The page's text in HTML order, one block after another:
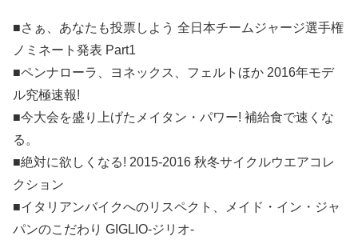
■さぁ、あなたも投票しよう 全日本チームジャージ選手権
ノミネート発表 Part1
■ペンナローラ、ヨネックス、フェルトほか 2016年モデ
ル究極速報!
■今大会を盛り上げたメイタン・パワー! 補給食で速くな
る。
■絶対に欲しくなる! 2015-2016 秋冬サイクルウエアコレ
クション
■イタリアンバイクへのリスペクト、メイド・イン・ジャ
パンのこだわり GIGLIO-ジリオ-